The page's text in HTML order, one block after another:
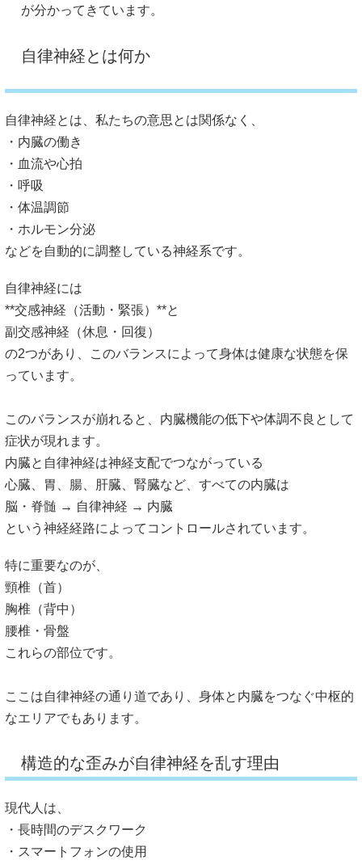
が分かってきていま す。
自律神経とは何か
自律神経とは、私たちの意思とは関係なく、
・内臓の働き
・血流や心拍
・呼吸
・体温調節
・ホルモン分泌
などを自動的に調整している神経系です。
自律神経には
**交感神経（活動・緊張）**と
副交感神経（休息・回復）
の2つがあり、
このバランスによって身体は健康な状態を保
っています。
このバランスが崩れると、 内臓機能の低下や体調不良として
症状が現れます。
内臓と自律神経は神経支配でつながっている
心臓、胃、腸、肝臓、腎臓など、すべての内臓は
脳・脊髄 → 自律神経 → 内臓
という神経経路によってコントロールされています。
特に重要なのが、
頸椎（首）
胸椎（背中）
腰椎・骨盤
これらの部位です。
ここは自律神経の通り道であり、 身体と内臓をつなぐ中枢的
なエリアでもあります。
構造的な歪みが自律神経を乱す理由
現代人は、
・長時間のデスクワーク
・スマートフォンの使用